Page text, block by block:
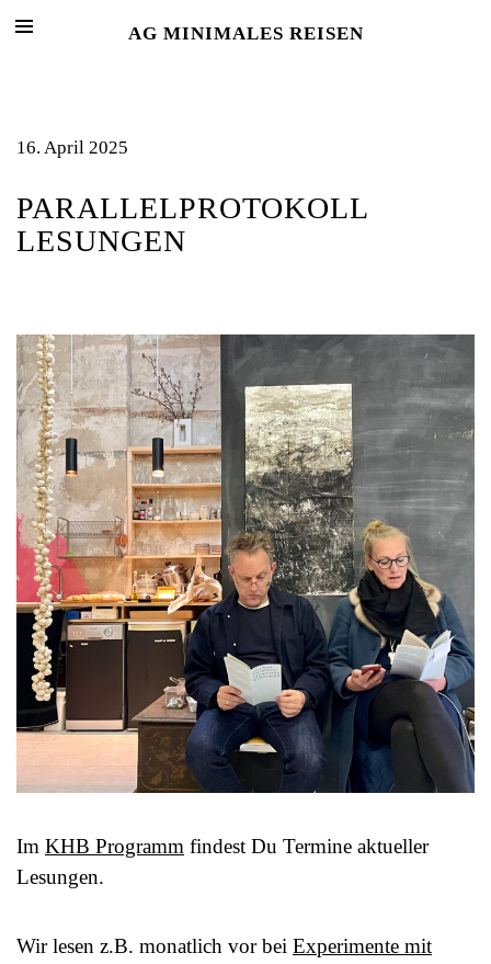
AG MINIMALES REISEN
16. April 2025
PARALLELPROTOKOLL
LESUNGEN
Im KHB Programm findest Du Termine aktueller
Lesungen.
Wir lesen z.B. monatlich vor bei Experimente mit